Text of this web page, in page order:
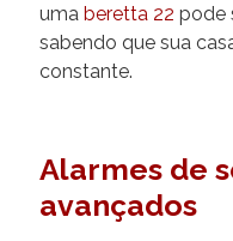
uma beretta 22 pode
sabendo que sua
constante.
Alarmes de
avançados